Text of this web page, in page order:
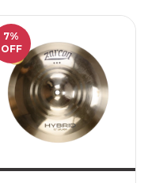
7%
OFF